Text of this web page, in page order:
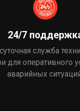
24/7
служба
для оперативного
аварийных